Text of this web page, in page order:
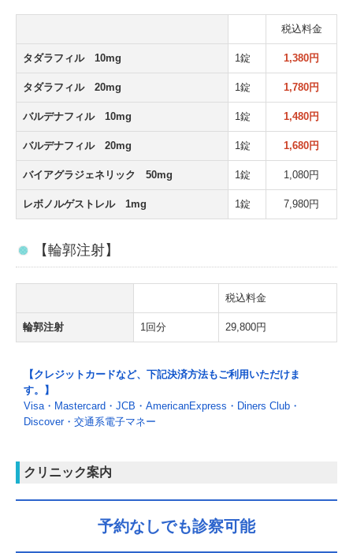
税込料金
タダラフィル 10mg 1錠 1,380円
タダラフィル 20mg 1錠 1,780円
バルデナフィル 10mg 1錠 1,480円
バルデナフィル 20mg 1錠 1,680円
バイアグラジェネリック 50mg 1錠 1,080円
レボノルゲストレル 1mg 1錠 7,980円
【輪郭注射】
税込料金
輪郭注射 1回分 29,800円
【クレジットカードなど、下記決済方法もご利用いただけま
す。】
Visa・Mastercard・JCB・AmericanExpress・Diners Club・
Discover・交通系電子マネー
クリニック案内
予約なしでも診察可能